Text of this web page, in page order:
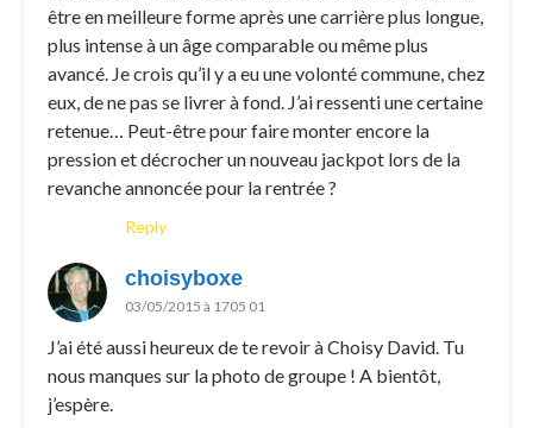
être en meilleure forme après une carrière plus longue,
plus intense à un âge comparable ou même plus
avancé. Je crois qu’il y a eu une volonté commune, chez
eux, de ne pas se livrer à fond. J’ai ressenti une certaine
retenue… Peut-être pour faire monter encore la
pression et décrocher un nouveau jackpot lors de la
revanche annoncée pour la rentrée ?
Reply
choisyboxe
03/05/2015 à 1705 01
J’ai été aussi heureux de te revoir à Choisy David. Tu
nous manques sur la photo de groupe ! A bientôt,
j’espère.